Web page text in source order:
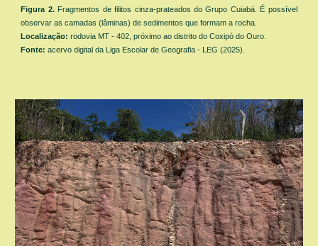
Figura 2. Fragmentos defilitos cinza-prateados do Grupo Cuiabá. É possível
observar as camadas (lâminas) de sedimentos que formam a rocha.
Localização: rodovia MT - 402, próximo ao distrito do Coxipó do Ouro.
Fonte:acervo digital da Liga Escolar de Geografia - LEG (2025).